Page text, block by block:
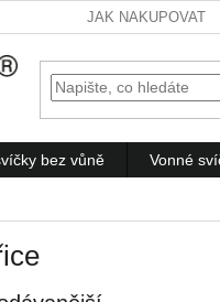
JAK NAKUPOVAT
bez vůně Vonné